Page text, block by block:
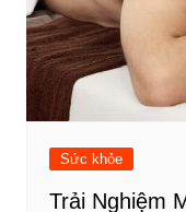
Sức khỏe
Trải Nghiệm